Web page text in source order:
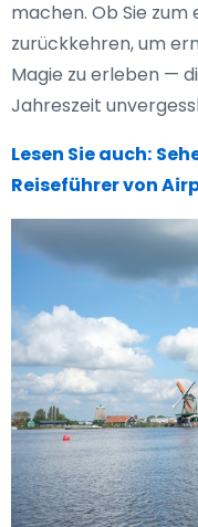
machen. Ob Sie
zurückkehren, um
Magie zu erleben —
Jahreszeit
Lesen Sie auch:
Reiseführer von